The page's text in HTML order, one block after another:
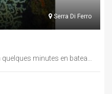
Serra Di Ferro
situe dans le golfe du valinco, a quelques minutes en bateau des sites emblematiques , (cathedrales, aiguilles, grande vallee...), est ...